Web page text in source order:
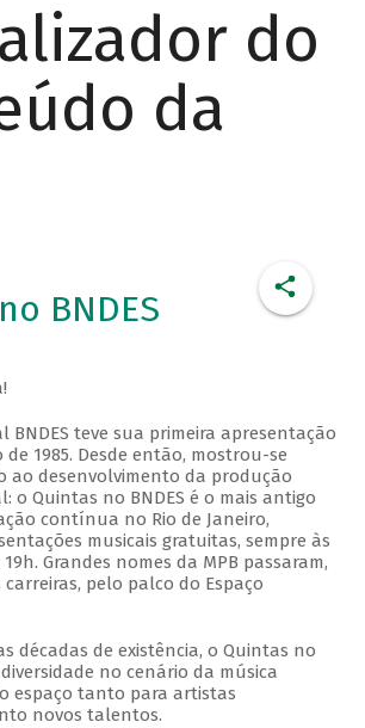
do
da
BNDES
BNDES teve sua primeira apresentação
1985. Desde então, mostrou-se
ao desenvolvimento da produção
o Quintas no BNDES é o mais antigo
contínua no Rio de Janeiro,
musicais gratuitas, sempre às
Grandes nomes da MPB passaram,
pelo palco do Espaço
décadas de existência, o Quintas no
diversidade no cenário da música
espaço tanto para artistas
novos talentos.